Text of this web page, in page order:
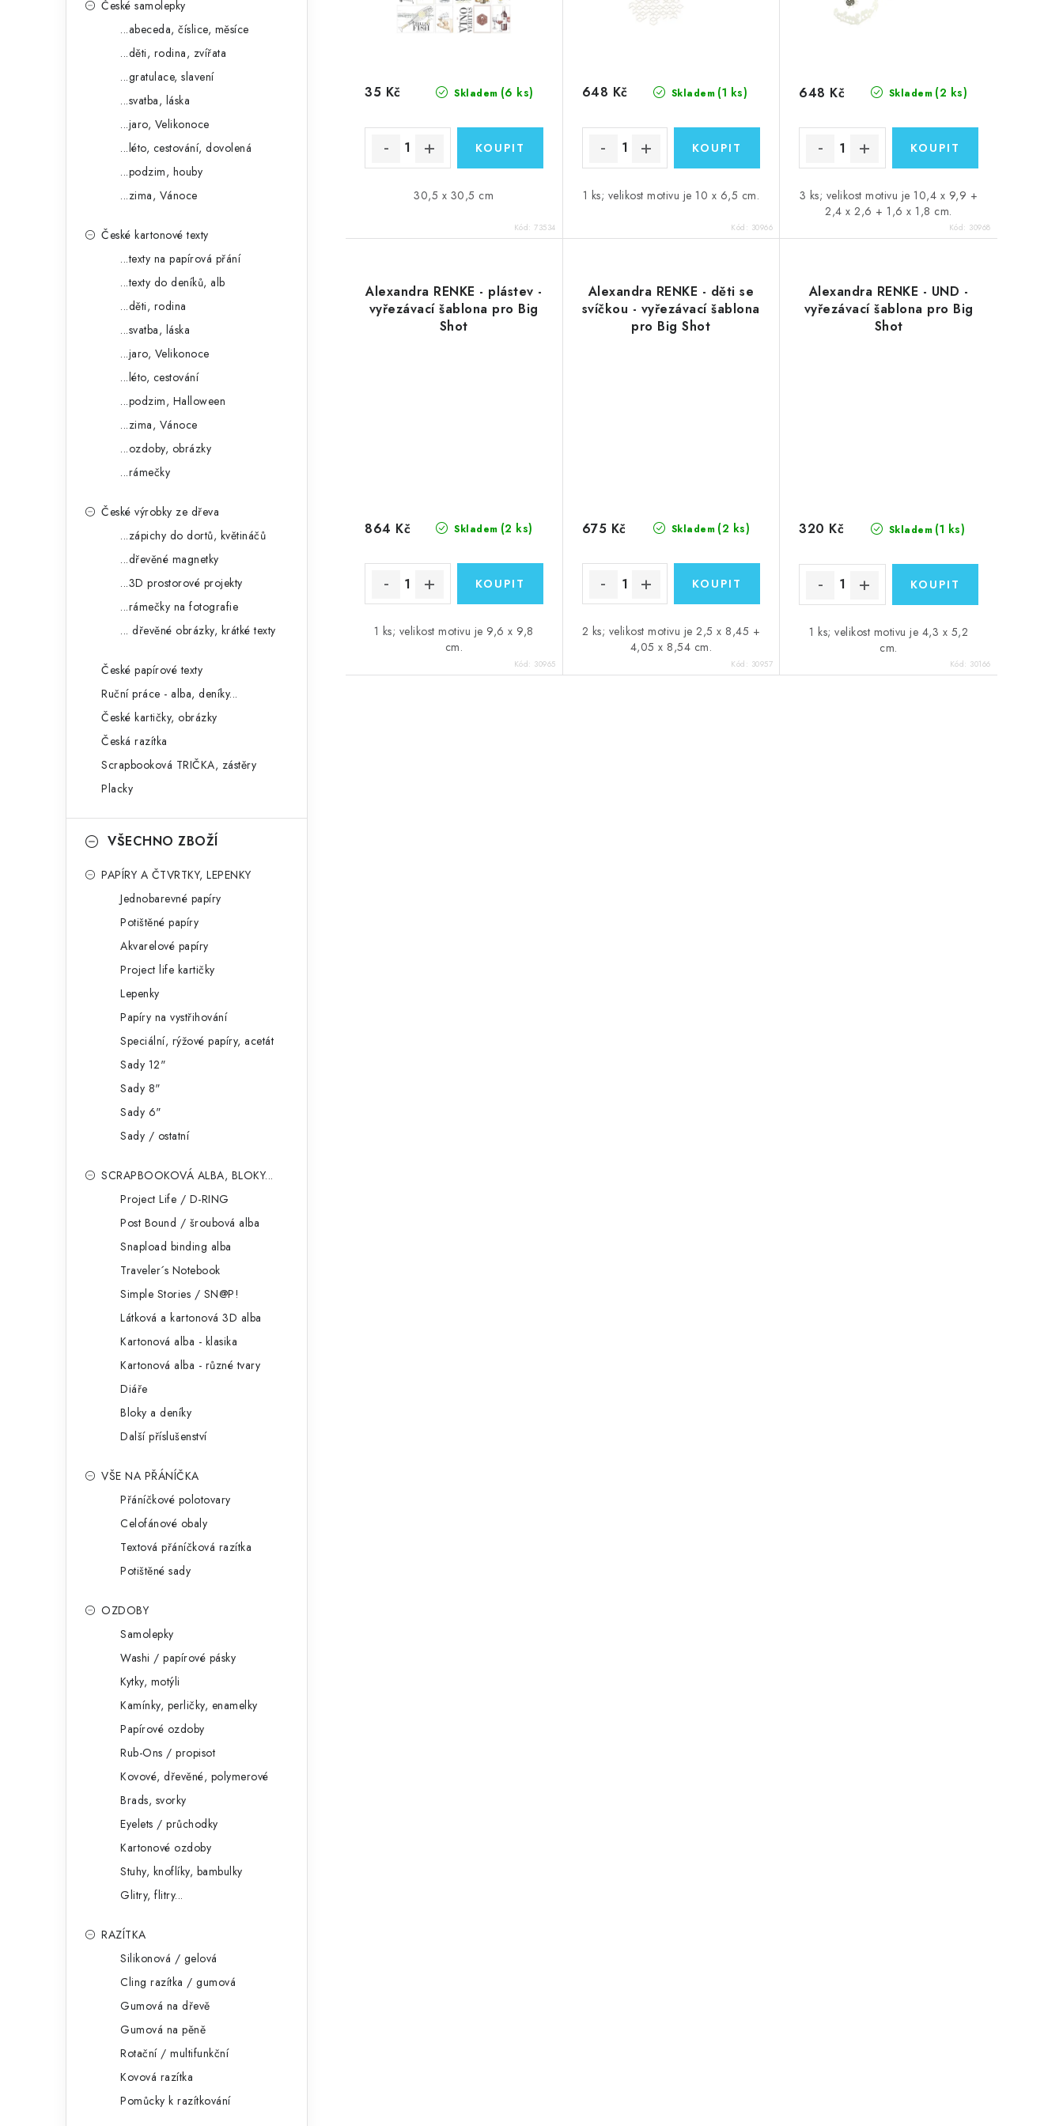
České samolepky
...abeceda, číslice, měsíce
...děti, rodina, zvířata
...gratulace, slavení
...svatba, láska
...jaro, Velikonoce
...léto, cestování, dovolená
...podzim, houby
...zima, Vánoce
České kartonové texty
...texty na papírová přání
...texty do deníků, alb
...děti, rodina
...svatba, láska
...jaro, Velikonoce
...léto, cestování
...podzim, Halloween
...zima, Vánoce
...ozdoby, obrázky
...rámečky
České výrobky ze dřeva
...zápichy do dortů, květináčů
...dřevěné magnetky
...3D prostorové projekty
...rámečky na fotografie
... dřevěné obrázky, krátké texty
České papírové texty
Ruční práce - alba, deníky...
České kartičky, obrázky
Česká razítka
Scrapbooková TRIČKA, zástěry
Placky
VŠECHNO ZBOŽÍ
PAPÍRY A ČTVRTKY, LEPENKY
Jednobarevné papíry
Potištěné papíry
Akvarelové papíry
Project life kartičky
Lepenky
Papíry na vystřihování
Speciální, rýžové papíry, acetát
Sady 12"
Sady 8"
Sady 6"
Sady / ostatní
SCRAPBOOKOVÁ ALBA, BLOKY...
Project Life / D-RING
Post Bound / šroubová alba
Snapload binding alba
Traveler´s Notebook
Simple Stories / SN@P!
Látková a kartonová 3D alba
Kartonová alba - klasika
Kartonová alba - různé tvary
Diáře
Bloky a deníky
Další příslušenství
VŠE NA PŘÁNÍČKA
Přáníčkové polotovary
Celofánové obaly
Textová přáníčková razítka
Potištěné sady
OZDOBY
Samolepky
Washi / papírové pásky
Kytky, motýli
Kamínky, perličky, enamelky
Papírové ozdoby
Rub-Ons / propisot
Kovové, dřevěné, polymerové
Brads, svorky
Eyelets / průchodky
Kartonové ozdoby
Stuhy, knoflíky, bambulky
Glitry, flitry...
RAZÍTKA
Silikonová / gelová
Cling razítka / gumová
Gumová na dřevě
Gumová na pěně
Rotační / multifunkční
Kovová razítka
Pomůcky k razítkování
d
k
t
ů
Skladem (6 ks)
35 Kč
30,5 x 30,5 cm
Kód:73534
Skladem (1 ks)
648 Kč
1 ks; velikost motivu je 10 x 6,5 cm.
Kód: 30966
Skladem (2 ks)
648 Kč
3 ks; velikost motivu je 10,4 x 9,9 +
2,4 x 2,6 + 1,6 x 1,8 cm.
Kód: 30968
Alexandra RENKE - plástev -
vyřezávací šablona pro Big
Shot
Skladem (2 ks)
864 Kč
1 ks; velikost motivu je 9,6 x 9,8
cm.
Kód: 30965
Alexandra RENKE - děti se
svíčkou - vyřezávací šablona
pro Big Shot
Skladem (2 ks)
675 Kč
2 ks; velikost motivu je 2,5 x 8,45 +
4,05 x 8,54 cm.
Kód: 30957
Alexandra RENKE - UND -
vyřezávací šablona pro Big
Shot
Skladem (1 ks)
320 Kč
1 ks; velikost motivu je 4,3 x 5,2
cm.
Kód: 30166